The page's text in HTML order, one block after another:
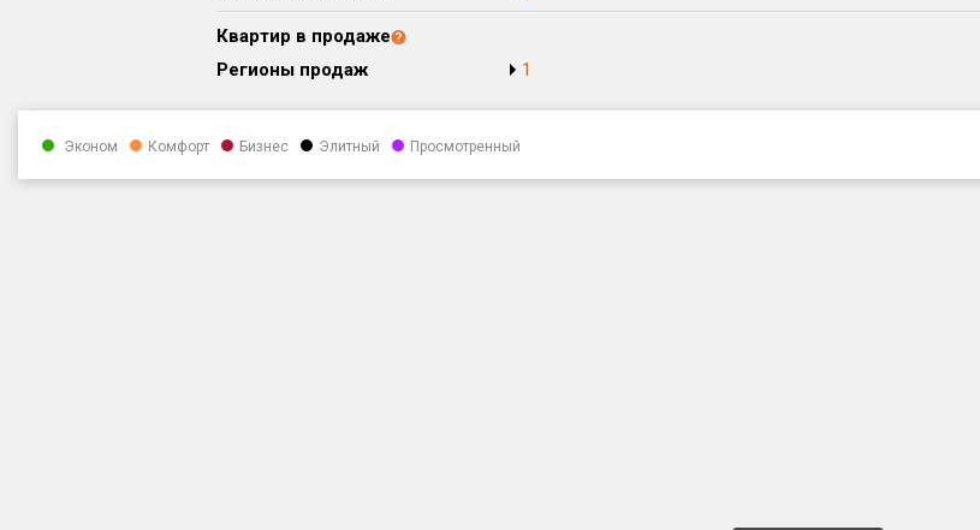
Квартир в продаже
Регионы продаж
1
Эконом Комфорт Бизнес Элитный Просмотренный